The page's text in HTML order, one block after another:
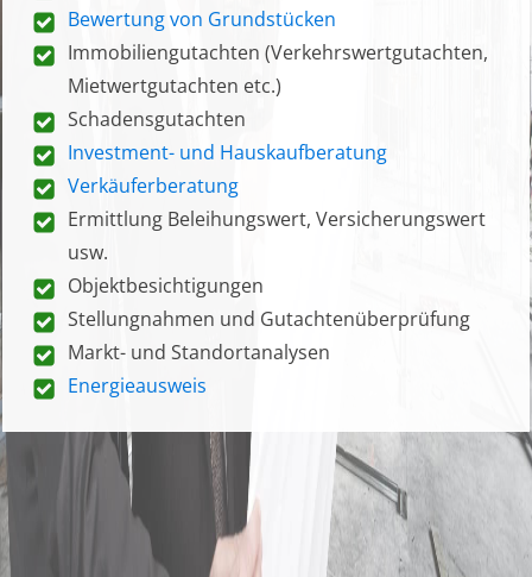
Bewertung von Grundstücken
Immobiliengutachten (Verkehrswertgutachten,
Mietwertgutachten etc.)
Schadensgutachten
Investment- und Hauskaufberatung
Verkäuferberatung
Ermittlung Beleihungswert, Versicherungswert
usw.
Objektbesichtigungen
Stellungnahmen und Gutachtenüberprüfung
Markt- und Standortanalysen
Energieausweis